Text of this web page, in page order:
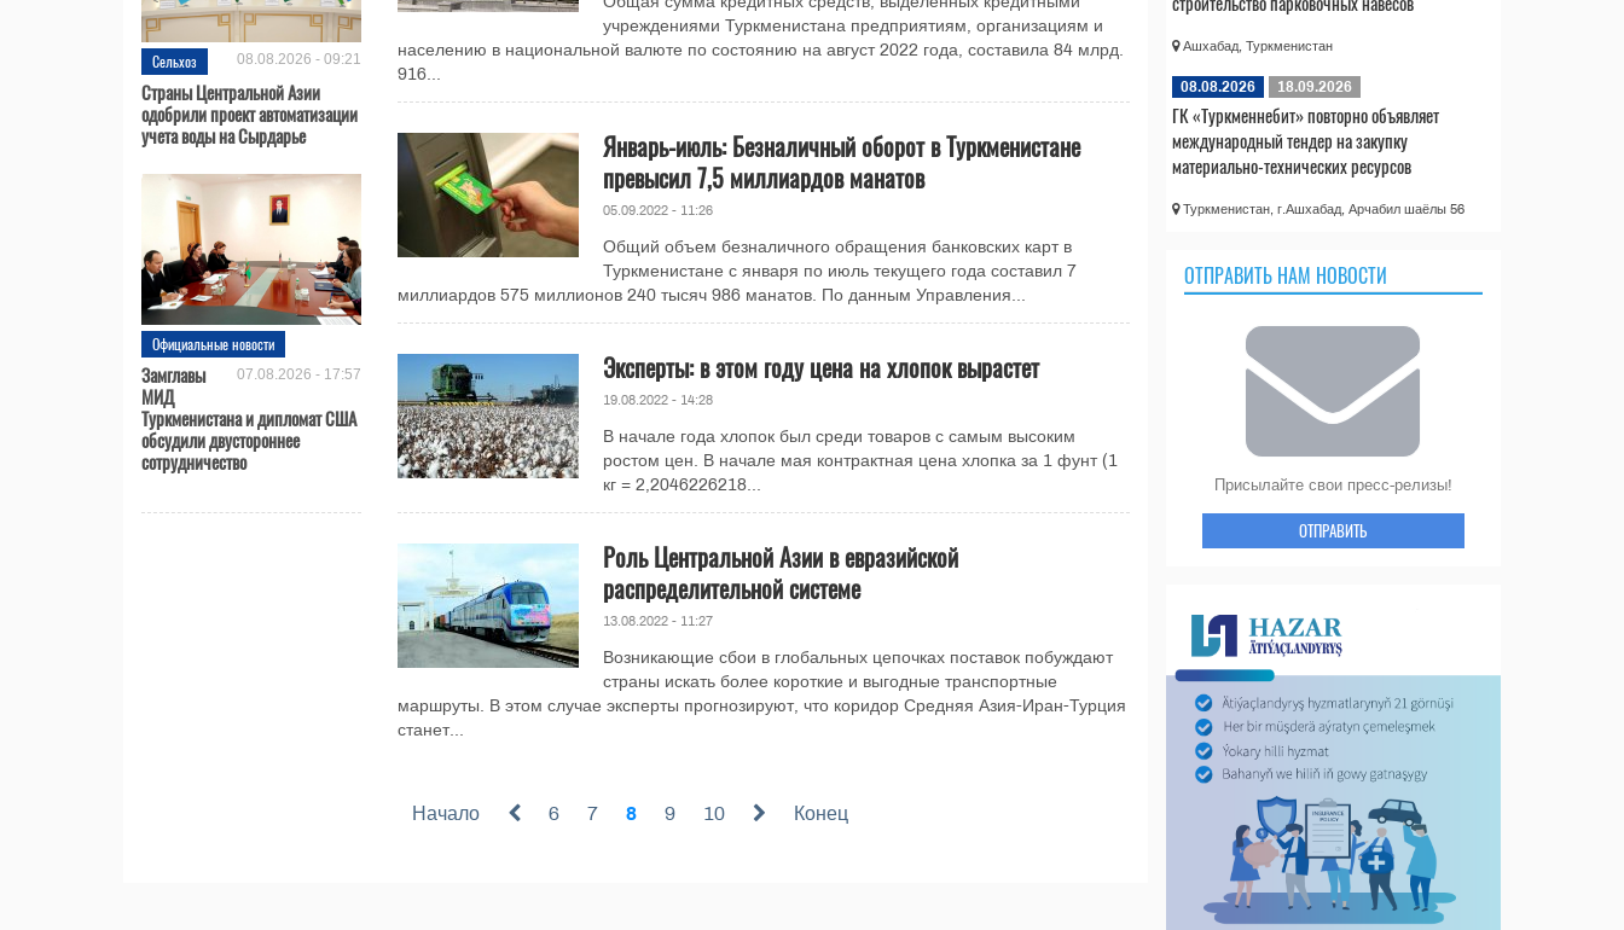
Сельхоз 08.08.2026 - 09:21
Страны Центральной Азии
одобрили проект автоматизации
учета воды на Сырдарье
Официальные новости
07.08.2026 - 17:57
Замглавы
МИД
Туркменистана и дипломат США
обсудили двустороннее
сотрудничество
учреждениями Туркменистана предприятиям, организациям и
населению в национальной валюте по состоянию на август 2022 года, составила 84 млрд.
916...
Январь-июль: Безналичный оборот в Туркменистане
превысил 7,5 миллиардов манатов
05.09.2022 - 11:26
Общий объем безналичного обращения банковских карт в
Туркменистане с января по июль текущего года составил 7
миллиардов 575 миллионов 240 тысяч 986 манатов. По данным Управления...
Эксперты: в этом году цена на хлопок вырастет
19.08.2022 - 14:28
В начале года хлопок был среди товаров с самым высоким
ростом цен. В начале мая контрактная цена хлопка за 1 фунт (1
кг = 2,2046226218...
Роль Центральной Азии в евразийской
распределительной системе
13.08.2022 - 11:27
Возникающие сбои в глобальных цепочках поставок побуждают
страны искать более короткие и выгодные транспортные
маршруты. В этом случае эксперты прогнозируют, что коридор Средняя Азия-Иран-Турция
станет...
Начало 6 7 8 9 10 Конец
Ашхабад, Туркменистан
08.08.2026 18.09.2026
ГК «Туркменнебит» повторно объявляет
международный тендер на закупку
материально-технических ресурсов
Туркменистан, г.Ашхабад, Арчабил шаёлы 56
ОТПРАВИТЬ НАМ НОВОСТИ
Присылайте свои пресс-релизы!
ОТПРАВИТЬ